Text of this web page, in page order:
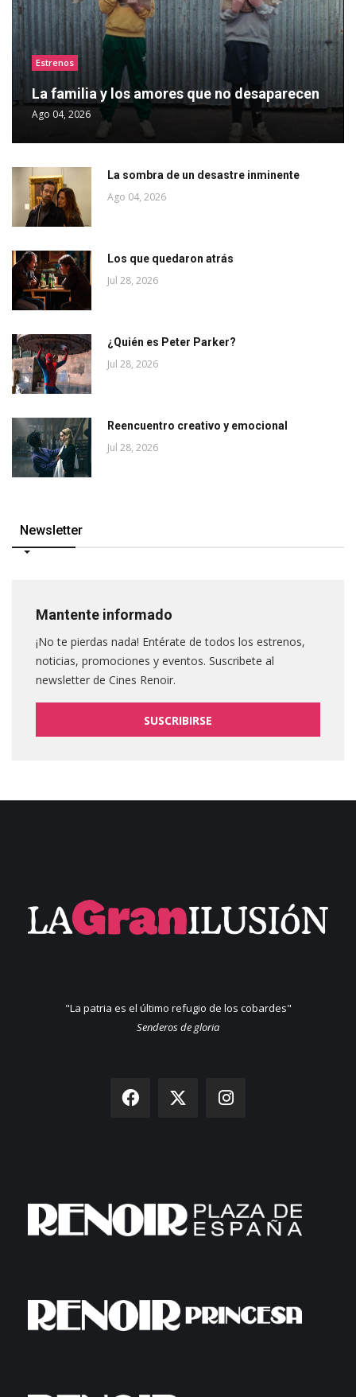
Estrenos
La familia y los amores que no desaparecen
Ago 04, 2026
La sombra de un desastre inminente
Ago 04, 2026
Los que quedaron atrás
Jul 28, 2026
¿Quién es Peter Parker?
Jul 28, 2026
Reencuentro creativo y emocional
Jul 28, 2026
Newsletter
Mantente informado
¡No te pierdas nada! Entérate de todos los estrenos,
noticias, promociones y eventos. Suscribete al
newsletter de Cines Renoir.
SUSCRIBIRSE
"La patria es el último refugio de los cobardes"
Senderos de gloria